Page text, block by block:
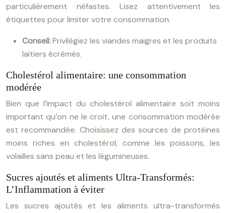
particulièrement néfastes. Lisez attentivement les
étiquettes pour limiter votre consommation.
Conseil:Privilégiez les viandes maigres et les produits
laitiers écrémés.
Cholestérol alimentaire: une consommation
modérée
Bien que l’impact du cholestérol alimentaire soit moins
important qu’on ne le croit, une consommation modérée
est recommandée. Choisissez des sources de protéines
moins riches en cholestérol, comme les poissons, les
volailles sans peau et les légumineuses.
Sucres ajoutés et aliments Ultra-Transformés:
L’Inflammation à éviter
Les sucres ajoutés et les aliments ultra-transformés